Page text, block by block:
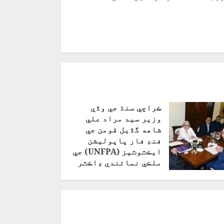
ڪراچي سنڌ جي وڏي
وزير سيد مراد علي
شاهه گڏيل قومن جي
فنڊ فار پاپوليشن
ايڪٽوٽيز (UNFPA) جي
ملڪي نمائندي ڊاڪٽر